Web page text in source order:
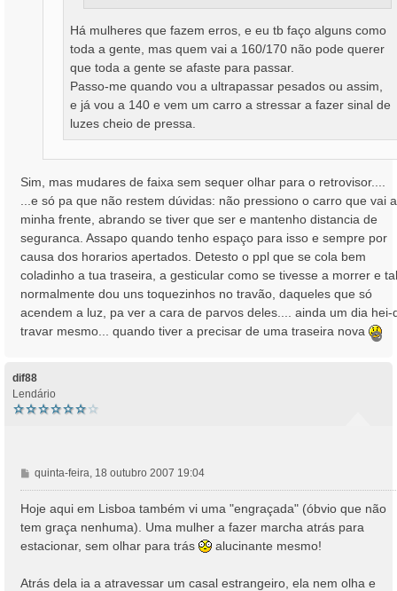
Há mulheres que fazem erros, e eu tb faço alguns como
toda a gente, mas quem vai a 160/170 não pode querer
que toda a gente se afaste para passar.
Passo-me quando vou a ultrapassar pesados ou assim,
e já vou a 140 e vem um carro a stressar a fazer sinal de
luzes cheio de pressa.
Sim, mas mudares de faixa sem sequer olhar para o retrovisor....
...e só pa que não restem dúvidas: não pressiono o carro que vai a
minha frente, abrando se tiver que ser e mantenho distancia de
seguranca. Assapo quando tenho espaço para isso e sempre por
causa dos horarios apertados. Detesto o ppl que se cola bem
coladinho a tua traseira, a gesticular como se tivesse a morrer e
normalmente dou uns toquezinhos no travão, daqueles que só
acendem a luz, pa ver a cara de parvos deles.... ainda um dia hei-
travar mesmo... quando tiver a precisar de uma traseira nova
dif88
Lendário
M
e
s
a
g
m
quinta-feira, 18 outubro 2007 19:04
Hoje aqui em Lisboa também vi uma "engraçada" (óbvio que não
tem graça nenhuma). Uma mulher a fazer marcha atrás para
estacionar, sem olhar para trás
alucinante mesmo!
Atrás dela ia a atravessar um casal estrangeiro, ela nem olha e